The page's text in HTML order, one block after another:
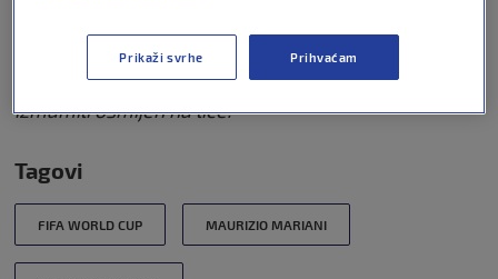
“Roza boja je boja Miamija i mi ćemo nositi roza
odijela kako bi odali počast gradu i kako bi im
izmamili osmijeh na lice.”
Tagovi
FIFA WORLD CUP MAURIZIO MARIANI
Prikaži svrhe Prihvaćam